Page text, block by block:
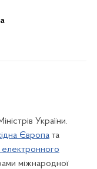
України.
Європа та
міжнародної